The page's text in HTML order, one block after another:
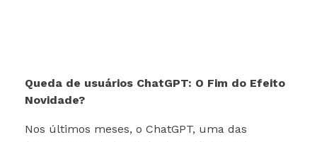
Queda de usuários ChatGPT: O Fim do Efeito
Novidade?
Nos últimos meses, o ChatGPT, uma das